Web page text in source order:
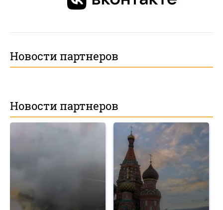
Новости партнеров
Новости партнеров